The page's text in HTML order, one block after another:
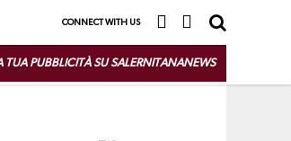
CONNECT WITH US
TUA PUBBLICITÀ SU SALERNITANANEWS